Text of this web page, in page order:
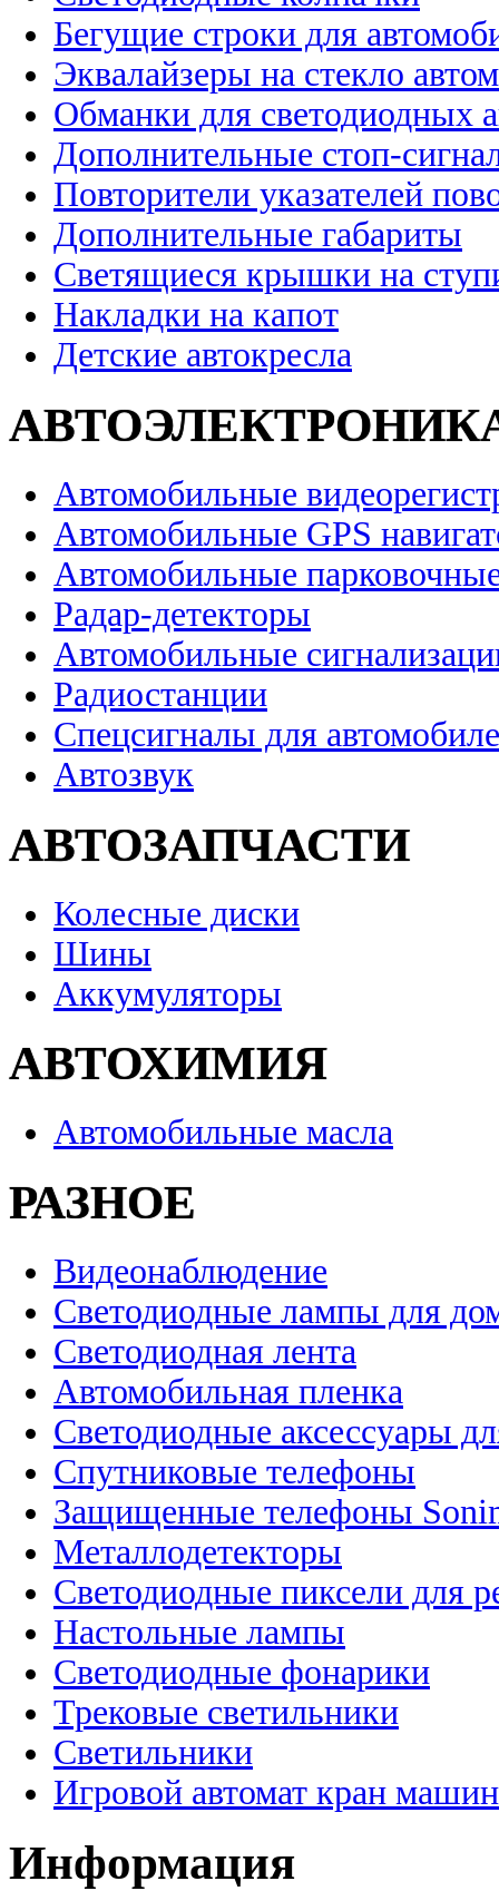
Бегущие строки для
Эквалайзеры на стекло
Обманки для светодиодных
Дополнительные стоп-
Повторители указателей
Дополнительные габариты
Светящиеся крышки на
Накладки на капот
Детские автокресла
Автомобильные
Автомобильные GPS
Автомобильные
Радар-детекторы
Автомобильные
Радиостанции
Спецсигналы для
Автозвук
АВТОЗАПЧАСТИ
Колесные диски
Шины
Аккумуляторы
АВТОХИМИЯ
Автомобильные масла
РАЗНОЕ
Видеонаблюдение
Светодиодные лампы для
Светодиодная лента
Автомобильная пленка
Светодиодные аксессуары
Спутниковые телефоны
Защищенные телефоны
Металлодетекторы
Светодиодные пиксели для
Настольные лампы
Светодиодные фонарики
Трековые светильники
Светильники
Игровой автомат кран
Информация